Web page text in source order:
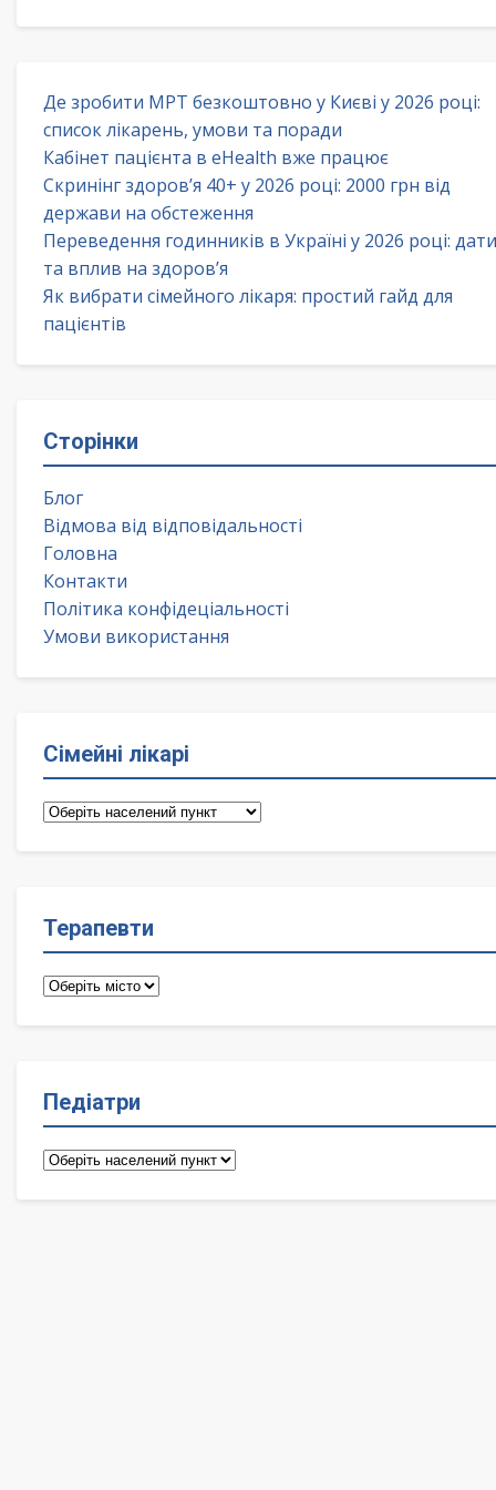
Де зробити МРТ безкоштовно у Києві у 2026 році:
список лікарень, умови та поради
Кабінет пацієнта в eHealth вже працює
Скринінг здоров’я 40+ у 2026 році: 2000 грн від
держави на обстеження
Переведення годинників в Україні у 2026 році: дати
та вплив на здоров’я
Як вибрати сімейного лікаря: простий гайд для
пацієнтів
Сторінки
Блог
Відмова від відповідальності
Головна
Контакти
Політика конфідеціальності
Умови використання
Сімейні лікарі
Сімейні
Терапевти
Терапевти
Педіатри
Педіатри